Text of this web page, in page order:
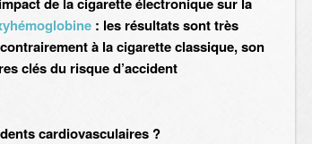
: les résultats sont très
à la cigarette classique, son
clés du risque d’accident
cardiovasculaires ?